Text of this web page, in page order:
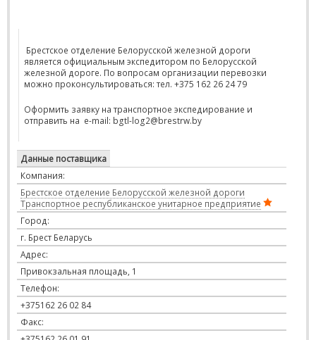
Брестское отделение Белорусской железной дороги
является официальным экспедитором по Белорусской
железной дороге. По вопросам организации перевозки
можно проконсультироваться: тел. +375 162 26 24 79
Оформить заявку на транспортное экспедирование и
отправить на e-mail: bgtl-log2@brestrw.by
Данные поставщика
Компания:
Брестское отделение Белорусской железной дороги
Транспортное республиканское унитарное предприятие
Город:
г. Брест Беларусь
Адрес:
Привокзальная площадь, 1
Телефон:
+375162 26 02 84
Факс: